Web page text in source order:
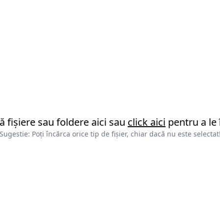
fișiere sau foldere aici sau click aici pentru a le
Sugestie: Poți încărca orice tip de fișier, chiar dacă nu este selectat!